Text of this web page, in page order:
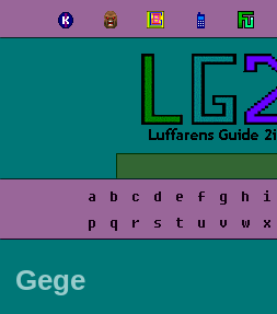
a b c d e f g h i
p
q r s t u v w x
Gege